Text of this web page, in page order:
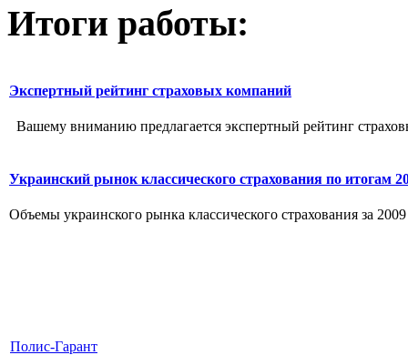
Итоги работы:
Экспертный рейтинг страховых компаний
Вашему вниманию предлагается экспертный рейтинг
Украинский рынок классического страхования по итогам
Объемы украинского рынка классического страхования за
Полис-Гарант